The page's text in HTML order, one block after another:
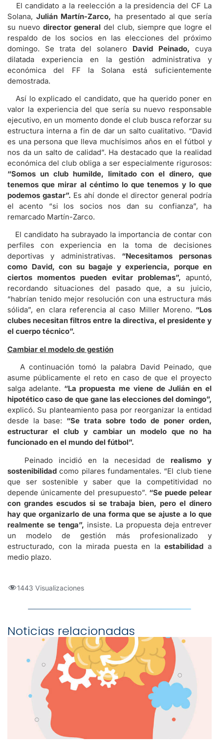
El candidato a la reelección a la presidencia del CF La
Solana, Julián Martín-Zarco, ha presentado al que sería
su nuevo director generaldel club, siempre que logre el
respaldo de los socios en las elecciones del próximo
domingo. Se trata del solanero David Peinado, cuya
dilatada experiencia en la gestión administrativa y
económica del FF la Solana está suficientemente
demostrada.
Así lo explicado el candidato, que ha querido poner en
valor la experiencia del que sería su nuevo responsable
ejecutivo, en un momento donde el club busca reforzar su
estructura interna a fin de dar un salto cualitativo. “David
es una persona que lleva muchísimos años en el fútbol y
nos da un salto de calidad”. Ha destacado que la realidad
económica del club obliga a ser especialmente rigurosos:
“Somos un club humilde, limitado con el dinero, que
tenemos que mirar al céntimo lo que tenemos y lo que
podemos gastar”. Es ahí donde el director general podría
el acento “si los socios nos dan su confianza”, ha
remarcado Martín-Zarco.
El candidato ha subrayado la importancia de contar con
perfiles con experiencia en la toma de decisiones
deportivas y administrativas. “Necesitamos personas
como David, con su bagaje y experiencia, porque en
ciertos momentos pueden evitar problemas”, apuntó,
recordando situaciones del pasado que, a su juicio,
“habrían tenido mejor resolución con una estructura más
sólida”, en clara referencia al caso Miller Moreno. “Los
clubes necesitan filtros entre la directiva, el presidente y
el cuerpo técnico”.
Cambiar el modelo de gestión
A continuación tomó la palabra David Peinado, que
asume públicamente el reto en caso de que el proyecto
salga adelante. “La propuesta me viene de Julián en el
hipotético caso de que gane las elecciones del domingo”,
explicó. Su planteamiento pasa por reorganizar la entidad
desde la base: “Se trata sobre todo de poner orden,
estructurar el club y cambiar un modelo que no ha
funcionado en el mundo del fútbol”.
Peinado incidió en la necesidad de realismo y
sostenibilidad como pilares fundamentales. “El club tiene
que ser sostenible y saber que la competitividad no
depende únicamente del presupuesto”. “Se puede pelear
con grandes escudos si se trabaja bien, pero el dinero
hay que organizarlo de una forma que se ajuste a lo que
realmente se tenga”, insiste. La propuesta deja entrever
un modelo de gestión más profesionalizado y
estructurado, con la mirada puesta en laestabilidad a
medio plazo.
1443 Visualizaciones
Noticias relacionadas